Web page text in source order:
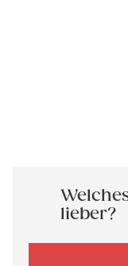
lieber?